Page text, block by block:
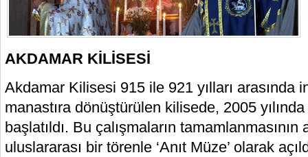
AKDAMAR KİLİSESİ
Akdamar Kilisesi 915 ile 921 yılları arasında
manastıra dönüştürülen kilisede, 2005
başlatıldı. Bu çalışmaların tamamlanmasının
uluslararası bir törenle ‘Anıt Müze’ olarak